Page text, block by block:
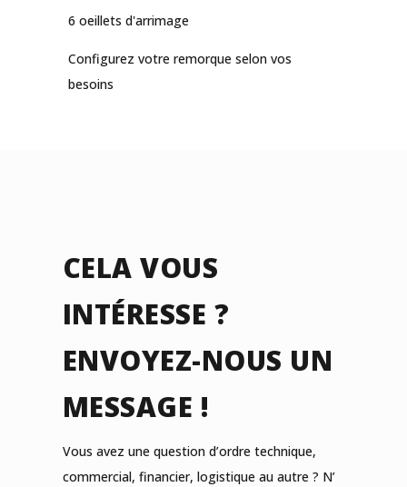
6 oeillets d'arrimage
Configurez votre remorque selon vos
besoins
CELA VOUS
INTÉRESSE ?
ENVOYEZ-NOUS UN
MESSAGE !
Vous avez une question d’ordre technique,
commercial, financier, logistique au autre ? N’